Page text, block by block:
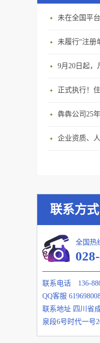
犇犇公司25
联系方式
全国热
联系电话
136-
QQ客服
联系地址 四川省
泉段6号时代一号